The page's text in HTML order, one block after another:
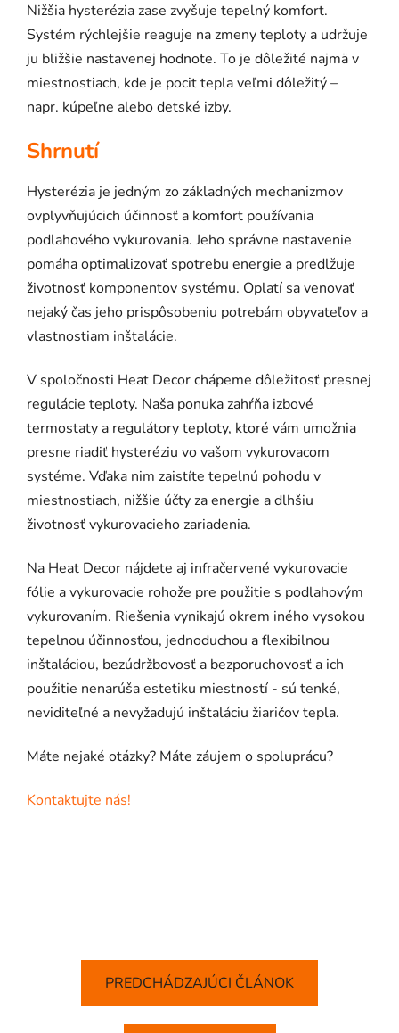
Nižšia hysterézia zase zvyšuje tepelný komfort.
Systém rýchlejšie reaguje na zmeny teploty a udržuje
ju bližšie nastavenej hodnote. To je dôležité najmä v
miestnostiach, kde je pocit tepla veľmi dôležitý –
napr. kúpeľne alebo detské izby.
Shrnutí
Hysterézia je jedným zo základných mechanizmov
ovplyvňujúcich účinnosť a komfort používania
podlahového vykurovania. Jeho správne nastavenie
pomáha optimalizovať spotrebu energie a predlžuje
životnosť komponentov systému. Oplatí sa venovať
nejaký čas jeho prispôsobeniu potrebám obyvateľov a
vlastnostiam inštalácie.
V spoločnosti Heat Decor chápeme dôležitosť presnej
regulácie teploty. Naša ponuka zahŕňa izbové
termostaty a regulátory teploty, ktoré vám umožnia
presne riadiť hysteréziu vo vašom vykurovacom
systéme. Vďaka nim zaistíte tepelnú pohodu v
miestnostiach, nižšie účty za energie a dlhšiu
životnosť vykurovacieho zariadenia.
Na Heat Decor nájdete aj infračervené vykurovacie
fólie a vykurovacie rohože pre použitie s podlahovým
vykurovaním. Riešenia vynikajú okrem iného vysokou
tepelnou účinnosťou, jednoduchou a flexibilnou
inštaláciou, bezúdržbovosť a bezporuchovosť a ich
použitie nenarúša estetiku miestností - sú tenké,
neviditeľné a nevyžadujú inštaláciu žiaričov tepla.
Máte nejaké otázky? Máte záujem o spoluprácu?
Kontaktujte nás!
PREDCHÁDZAJÚCI ČLÁNOK